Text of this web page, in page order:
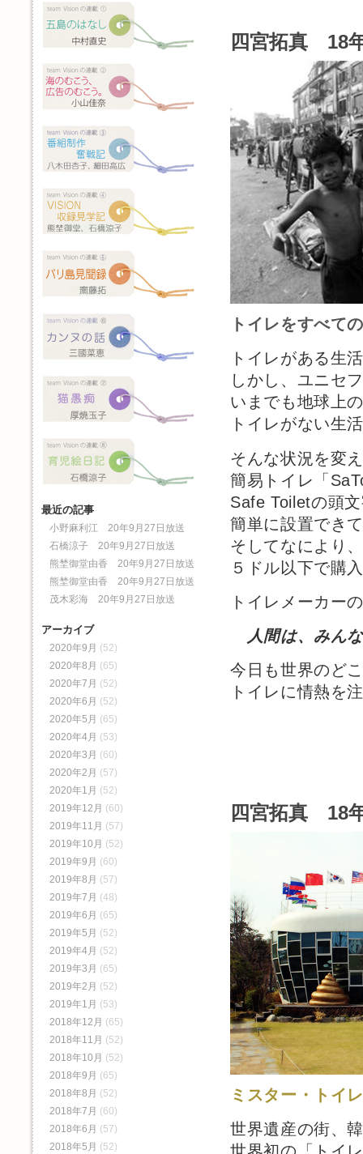
四宮拓真 18
トイレをすべて
トイレがある生
しかし、ユニセ
いまでも地球上
トイレがない生
そんな状況を変
簡易トイレ「
Safe Toiletの頭
簡単に設置でき
そしてなにより
５ドル以下で購
トイレメーカー
人間は、みん
今日も世界のど
トイレに情熱を
四宮拓真 18
ミスター・トイ
世界遺産の街、
最近の記事
小野麻利江 20年9月27日放送
石橋涼子 20年9月27日放送
熊埜御堂由香 20年9月27日放送
熊埜御堂由香 20年9月27日放送
茂木彩海 20年9月27日放送
アーカイブ
2020年9月 (52)
2020年8月 (65)
2020年7月 (52)
2020年6月 (52)
2020年5月 (65)
2020年4月 (53)
2020年3月 (60)
2020年2月 (57)
2020年1月 (52)
2019年12月 (60)
2019年11月 (57)
2019年10月 (52)
2019年9月 (60)
2019年8月 (57)
2019年7月 (48)
2019年6月 (65)
2019年5月 (52)
2019年4月 (52)
2019年3月 (65)
2019年2月 (52)
2019年1月 (53)
2018年12月 (65)
2018年11月 (52)
2018年10月 (52)
2018年9月 (65)
2018年8月 (52)
2018年7月 (60)
2018年6月 (57)
2018年5月 (52)